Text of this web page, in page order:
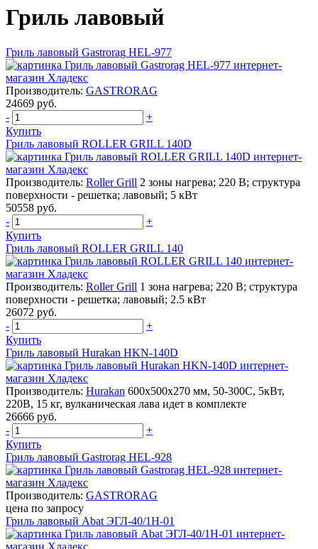
Гриль лавовый
Гриль лавовый Gastrorag HEL-977
Производитель: GASTRORAG
24669 руб.
-
+
Купить
Гриль лавовый ROLLER GRILL 140D
Производитель: Roller Grill 2 зоны нагрева; 220 В; структура
поверхности - решетка; лавовый; 5 кВт
50558 руб.
-
+
Купить
Гриль лавовый ROLLER GRILL 140
Производитель: Roller Grill 1 зона нагрева; 220 В; структура
поверхности - решетка; лавовый; 2.5 кВт
26072 руб.
-
+
Купить
Гриль лавовый Hurakan HKN-140D
Производитель: Hurakan 600x500x270 мм, 50-300С, 5кВт,
220В, 15 кг, вулканическая лава идет в комплекте
26666 руб.
-
+
Купить
Гриль лавовый Gastrorag HEL-928
Производитель: GASTRORAG
цена по запросу
Гриль лавовый Abat ЭГЛ-40/1Н-01